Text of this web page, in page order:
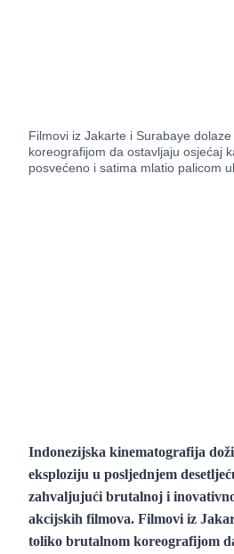
Filmovi iz Jakarte i Surabaye
koreografijom da ostavljaju osjećaj
posvećeno i satima mlatio palicom
Indonezijska kinematografija
eksploziju u posljednjem
zahvaljujući brutalnoj i
akcijskih filmova. Filmovi iz
toliko brutalnom koreografijom